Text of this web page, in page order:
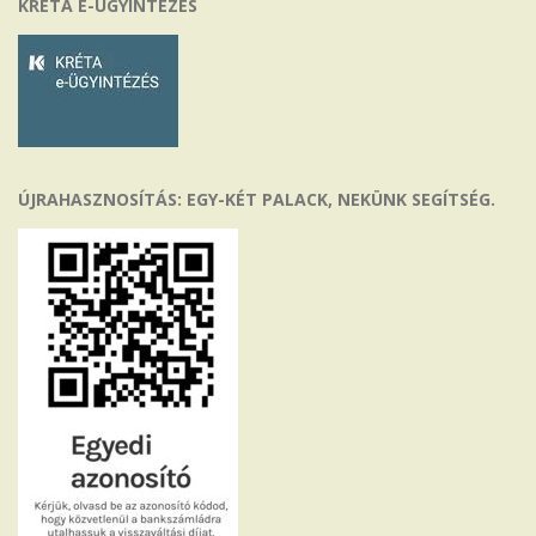
KRÉTA E-ÜGYINTÉZÉS
ÚJRAHASZNOSÍTÁS: EGY-KÉT PALACK, NEKÜNK SEGÍTSÉG.